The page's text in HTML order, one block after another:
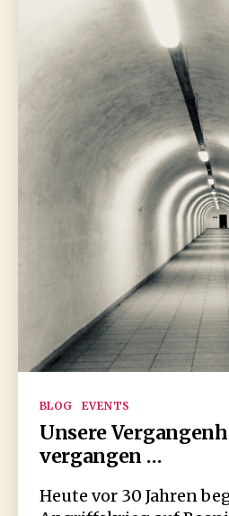
Kategorien
BLOG EVENTS
Unsere
vergangen …
Heute vor 30 Jahren